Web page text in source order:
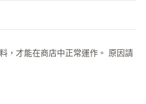
，才能在商店中正常運作。 原因請